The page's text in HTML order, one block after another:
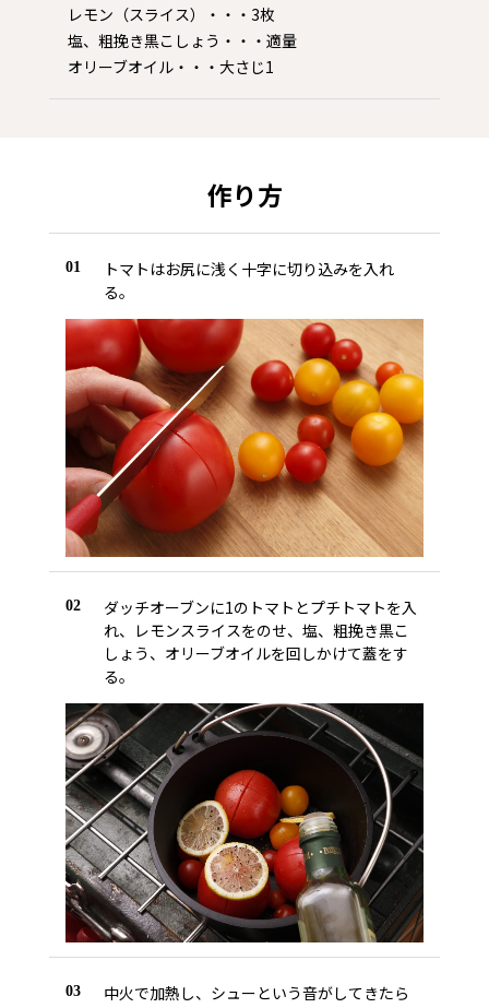
レモン（スライス）・・・3枚
塩、粗挽き黒こしょう・・・適量
オリーブオイル・・・大さじ1
作り方
01
トマトはお尻に浅く十字に切り込みを入れ
る。
02
ダッチオーブンに1のトマトとプチトマトを入
れ、レモンスライスをのせ、塩、粗挽き黒こ
しょう、オリーブオイルを回しかけて蓋をす
る。
03
中火で加熱し、シューという音がしてきたら